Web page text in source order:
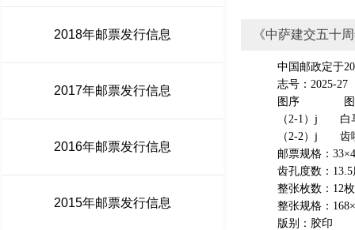
2018年邮票发行信息
2017年邮票发行信息
2016年邮票发行信息
2015年邮票发行信息
《中萨建交五十
中国邮政定于
志号：2025-27
图序 图
（2-1）j 白
（2-2）j 齿
邮票规格：
齿孔度数：13.5
整张枚数：12枚
整张规格：
版别：胶印